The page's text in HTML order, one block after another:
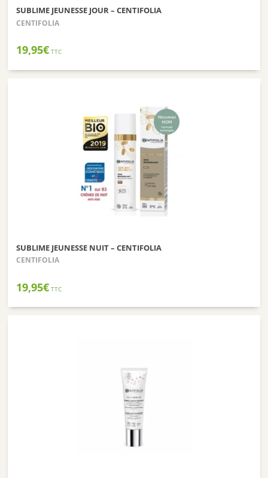
SUBLIME JEUNESSE JOUR – CENTIFOLIA
CENTIFOLIA
19,95€ TTC
SUBLIME JEUNESSE NUIT – CENTIFOLIA
CENTIFOLIA
19,95€ TTC